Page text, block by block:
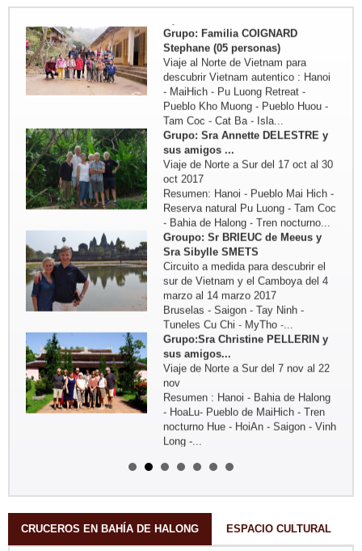
Grupo: Familia COIGNARD
Stephane (05 personas)
Viaje al Norte de Vietnam para
descubrir Vietnam autentico : Hanoi
- MaiHich - Pu Luong Retreat -
Pueblo Kho Muong - Pueblo Huou -
Tam Coc - Cat Ba - Isla...
Grupo: Sra Annette DELESTRE y
sus amigos ...
Viaje de Norte a Sur del 17 oct al 30
oct 2017
Resumen: Hanoi - Pueblo Mai Hich -
Reserva natural Pu Luong - Tam Coc
- Bahia de Halong - Tren nocturno...
Groupo: Sr BRIEUC de Meeus y
Sra Sibylle SMETS
Circuito a medida para descubrir el
sur de Vietnam y el Camboya del 4
marzo al 14 marzo 2017
Bruselas - Saigon - Tay Ninh -
Tuneles Cu Chi - MyTho -...
Grupo:Sra Christine PELLERIN y
sus amigos...
Viaje de Norte a Sur del 7 nov al 22
nov
Resumen : Hanoi - Bahia de Halong
- HoaLu- Pueblo de MaiHich - Tren
nocturno Hue - HoiAn - Saigon - Vinh
Long -...
amigos ...
de lo commul en el norte de Vietnam
Trayecto en resumen: Hanoi - Lago
ThacBa - Thong Nguyen - Pueblo
CRUCEROS EN BAHÍA DE HALONG ESPACIO CULTURAL